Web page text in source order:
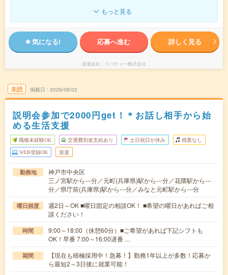
もっと見る
気になる! 応募へ進む 詳しく見る
派遣会社 リバティー株式会社
未読 掲載日 2026/08/02
説明会参加で2000円get！＊お話し相手から始
める生活支援
職種未経験OK 交通費別途支給あり 土日祝日が休み 残業なし
WEB登録OK 派遣
勤務地
神戸市中央区
三ノ宮駅から---分／元町(兵庫県)駅から---分／花隈駅から---
分／県庁前(兵庫県)駅から---分／みなと元町駅から---分
曜日頻度
週2日～OK ■曜日固定の相談OK！ ■希望の曜日があればご相
談ください！
時間
9:00～18:00（休憩60分）■ご希望があれば下記シフトも
OK！早番 7:00～16:00遅番 …
期間
【現在も積極採用中！急募！】勤務1年以上が多数！応募か
ら最短2～3日後に就業可能！